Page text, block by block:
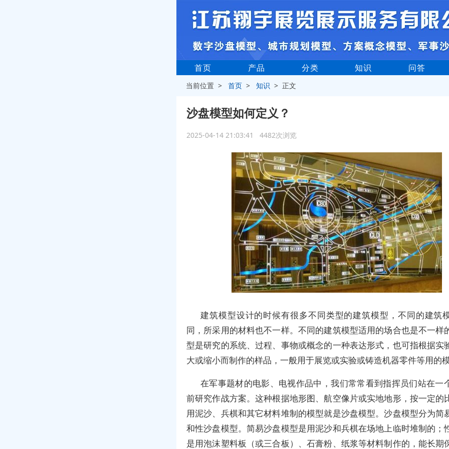
首页 产品 分类 知识 问答
当前位置 >首页 >知识 > 正文
沙盘模型如何定义？
2025-04-14 21:03:41 4482次浏览
建筑模型设计的时候有很多不同类型的建筑模型，不同的建筑
同，所采用的材料也不一样。不同的建筑模型适用的场合也是不一样
型是研究的系统、过程、事物或概念的一种表达形式，也可指根据实
大或缩小而制作的样品，一般用于展览或实验或铸造机器零件等用的
在军事题材的电影、电视作品中，我们常常看到指挥员们站在一
前研究作战方案。这种根据地形图、航空像片或实地地形，按一定的
用泥沙、兵棋和其它材料堆制的模型就是沙盘模型。沙盘模型分为简
和性沙盘模型。简易沙盘模型是用泥沙和兵棋在场地上临时堆制的；
是用泡沫塑料板（或三合板）、石膏粉、纸浆等材料制作的，能长期